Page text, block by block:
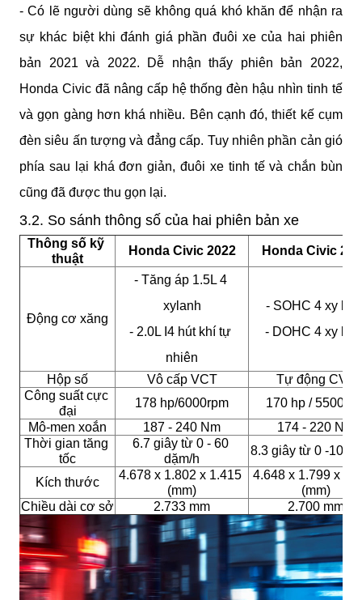
- Có lẽ người dùng sẽ không quá khó khăn để nhận ra
sự khác biệt khi đánh giá phần đuôi xe của hai phiên
bản 2021 và 2022. Dễ nhận thấy phiên bản 2022,
Honda Civic đã nâng cấp hệ thống đèn hậu nhìn tinh tế
và gọn gàng hơn khá nhiều. Bên cạnh đó, thiết kế cụm
đèn siêu ấn tượng và đẳng cấp. Tuy nhiên phần cản gió
phía sau lại khá đơn giản, đuôi xe tinh tế và chắn bùn
cũng đã được thu gọn lại.
3.2. So sánh thông số của hai phiên bản xe
Thông số kỹ
thuật
Honda Civic 2022 Honda Civic
Động cơ xăng
- Tăng áp 1.5L 4
xylanh
- 2.0L I4 hút khí tự
nhiên
- SOHC 4 xy
- DOHC 4 xy
Hộp số Vô cấp VCT
Tự động CVT
Công suất cực
đại
178 hp/6000rpm
170 hp /
Mô-men xoắn
187 - 240 Nm
174 - 220 Nm
Thời gian tăng
tốc
6.7 giây từ 0 - 60
dặm/h
8.3 giây từ 0 -100
Kích thước
4.678 x 1.802 x 1.415
(mm)
4.648 x 1.799 x
(mm)
Chiều dài cơ sở
2.733 mm 2.700 mm